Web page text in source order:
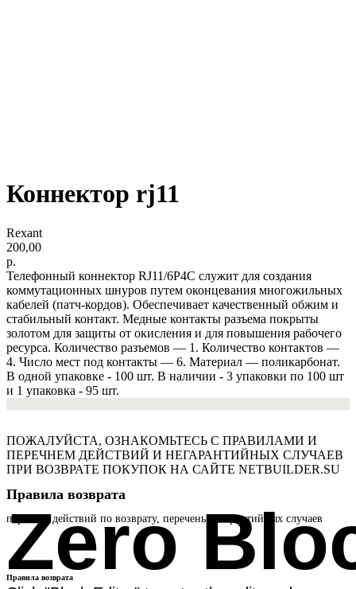
Коннектор rj11
Rexant
200,00
р.
Телефонный коннектор RJ11/6P4C служит для создания
коммутационных шнуров путем оконцевания многожильных
кабелей (патч-кордов). Обеспечивает качественный обжим и
стабильный контакт. Медные контакты разъема покрыты
золотом для защиты от окисления и для повышения рабочего
ресурса. Количество разъемов — 1. Количество контактов —
4. Число мест под контакты — 6. Материал — поликарбонат.
В одной упаковке - 100 шт. В наличии - 3 упаковки по 100 шт
и 1 упаковка - 95 шт.
Zero
ПОЖАЛУЙСТА, ОЗНАКОМЬТЕСЬ С ПРАВИЛАМИ И
ПЕРЕЧНЕМ ДЕЙСТВИЙ И НЕГАРАНТИЙНЫХ СЛУЧАЕВ
ПРИ ВОЗВРАТЕ ПОКУПОК НА САЙТЕ NETBUILDER.SU
Правила возврата
перечень действий по возврату, перечень негарантийных случаев
Правила возврата